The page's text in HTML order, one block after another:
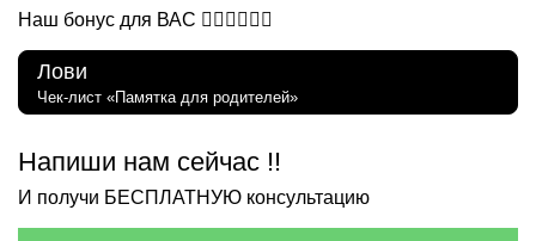
Наш бонус для ВАС 👇🏻👇🏻👇🏻
Лови
Чек-лист «Памятка для родителей»
Напиши нам сейчас !!
И получи БЕСПЛАТНУЮ консультацию